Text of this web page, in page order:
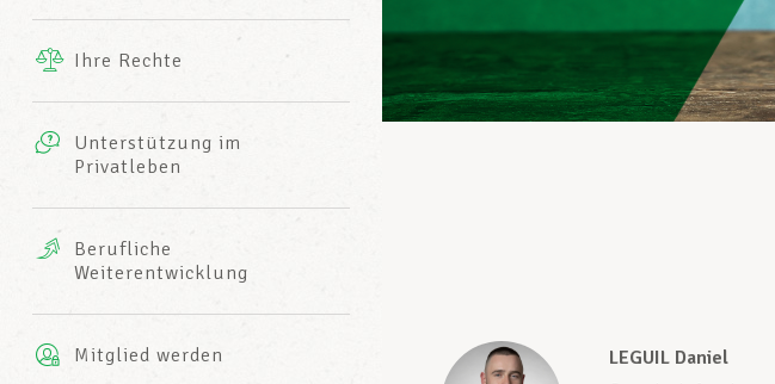
INFO-CENTER
des LCGBs
Ihre Rechte
Unterstützung im
Privatleben
Leistungen
Mutuelle
AXA
Berufliche
Weiterentwicklung
Mitglied werden LEGUIL Daniel